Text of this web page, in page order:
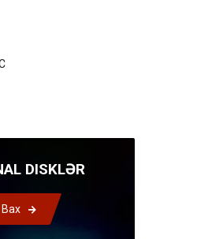
DISKLƏR
Bax